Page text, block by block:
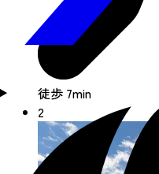
徒歩 7min
2